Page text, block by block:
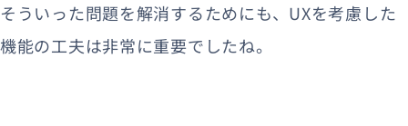
そういった問題を解消するためにも、UXを考慮した
機能の工夫は非常に重要でしたね。